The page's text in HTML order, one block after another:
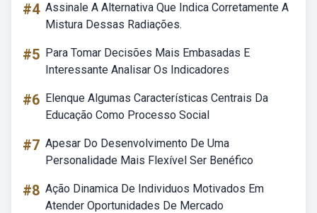
#4 Assinale A Alternativa Que Indica Corretamente A
Mistura Dessas Radiações.
#5 Para Tomar Decisões Mais Embasadas E
Interessante Analisar Os Indicadores
#6 Elenque Algumas Características Centrais Da
Educação Como Processo Social
#7 Apesar Do Desenvolvimento De Uma
Personalidade Mais Flexível Ser Benéfico
#8 Ação Dinamica De Individuos Motivados Em
Atender Oportunidades De Mercado